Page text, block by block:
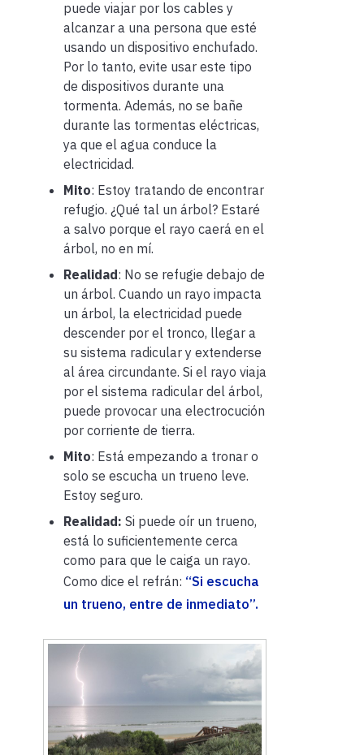
puede viajar por los cables y
alcanzar a una persona que esté
usando un dispositivo enchufado.
Por lo tanto, evite usar este tipo
de dispositivos durante una
tormenta. Además, no se bañe
durante las tormentas eléctricas,
ya que el agua conduce la
electricidad.
Mito: Estoy tratando de encontrar
refugio. ¿Qué tal un árbol? Estaré
a salvo porque el rayo caerá en el
árbol, no en mí.
Realidad: No se refugie debajo de
un árbol. Cuando un rayo impacta
un árbol, la electricidad puede
descender por el tronco, llegar a
su sistema radicular y extenderse
al área circundante. Si el rayo viaja
por el sistema radicular del árbol,
puede provocar una electrocución
por corriente de tierra.
Mito: Está empezando a tronar o
solo se escucha un trueno leve.
Estoy seguro.
Realidad: Si puede oír un trueno,
está lo suficientemente cerca
como para que le caiga un rayo.
Como dice el refrán: “Si escucha
un trueno, entre de inmediato”.